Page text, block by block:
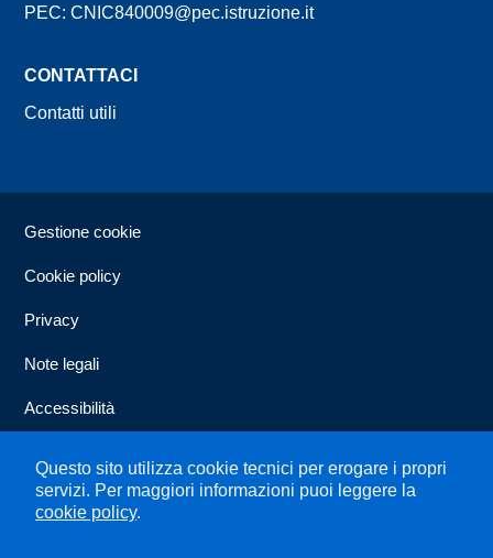
PEC: CNIC840009@pec.istruzione.it
CONTATTACI
Contatti utili
Gestione cookie
Cookie policy
Privacy
Note legali
Accessibilità
Mappa del sito
Questo sito utilizza cookie tecnici per erogare i propri
servizi. Per maggiori informazioni puoi leggere la
cookie policy.